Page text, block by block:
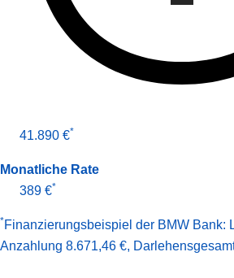
41.890 €*
Monatliche Rate
389 €*
*Finanzierungsbeispiel der BMW Bank:
Anzahlung 8.671,46 €,